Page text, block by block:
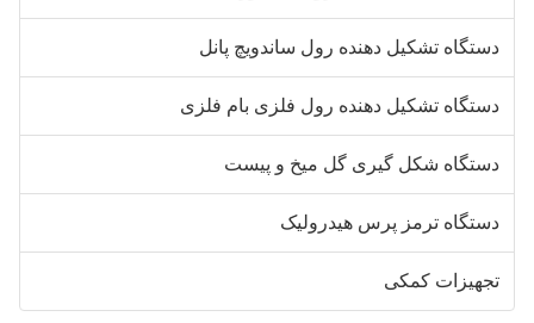
تشکیل دهنده رول ساندویچ پانل
تشکیل دهنده رول فلزی بام فلزی
شکل گیری گل میخ و پیست
ترمز پرس هیدرولیک
کمکی